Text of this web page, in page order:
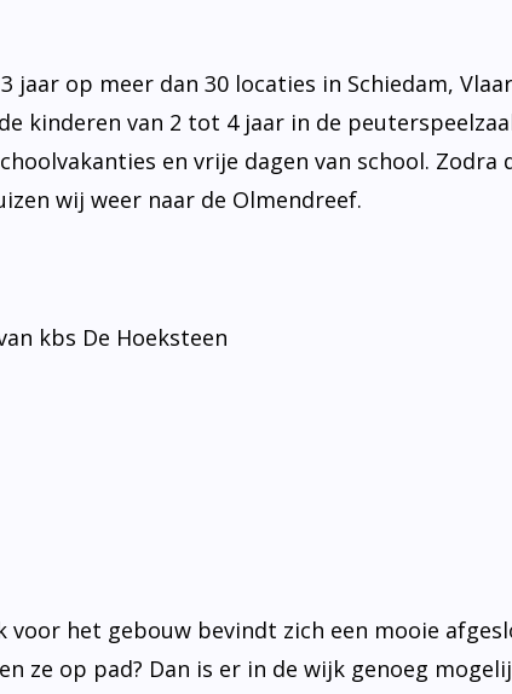
op meer dan 30 locaties in Schiedam,
kinderen van 2 tot 4 jaar in de
en vrije dagen van school. Zodra
wij weer naar de Olmendreef.
kbs De Hoeksteen
het gebouw bevindt zich een mooie
ze op pad? Dan is er in de wijk genoeg